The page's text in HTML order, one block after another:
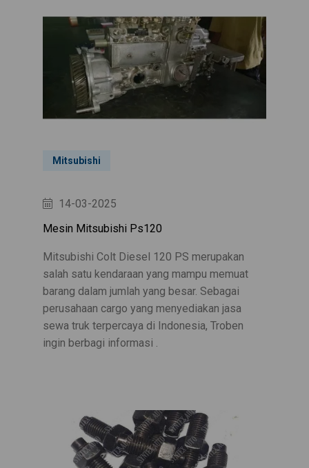
Mitsubishi
14-03-2025
Mesin Mitsubishi Ps120
Mitsubishi Colt Diesel 120 PS merupakan
salah satu kendaraan yang mampu memuat
barang dalam jumlah yang besar. Sebagai
perusahaan cargo yang menyediakan jasa
sewa truk terpercaya di Indonesia, Troben
ingin berbagi informasi .